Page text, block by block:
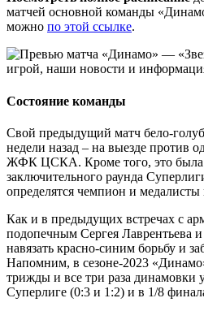
матчей основной команды
можно по этой ссылке.
Состояние команды
Свой предыдущий матч бело-
недели назад – на выезде против
ЖФК ЦСКА. Кроме того, это была
заключительного раунда
определятся чемпион и
Как и в предыдущих встречах с
подопечным Сергея Лаврентьева и
навязать красно-синим борьбу и
Напомним, в сезоне-2023
трижды и все три раза динамовки
Суперлиге (0:3 и 1:2) и в 1/8